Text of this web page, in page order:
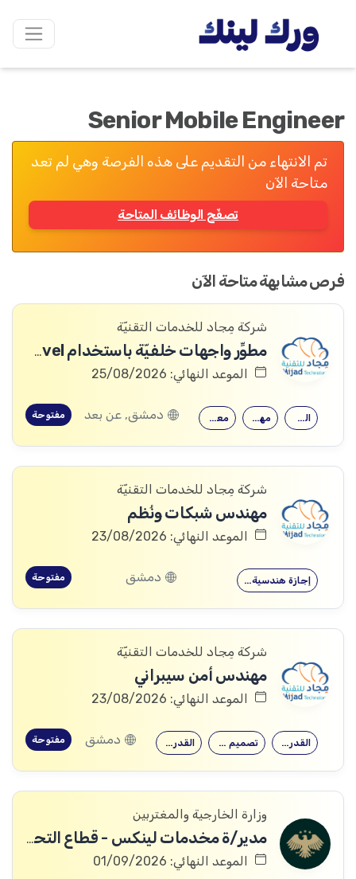
Senior Mobile Engineer
تم الانتهاء من التقديم على هذه الفرصة وهي لم تعد
متاحة الآن
تصفّح الوظائف المتاحة
فرص مشابهة متاحة الآن
شركة مِجاد للخدمات التقنيّة
مطوِّر واجهات خلفيّة باستخدام Laravel
الموعد النهائي: 25/08/2026
معرفة جيدة… مهارات قوية… القدرة على… دمشق, عن بعد مفتوحة
شركة مِجاد للخدمات التقنيّة
مهندس شبكات ونُظم
الموعد النهائي: 23/08/2026
إجازة هندسية… دمشق مفتوحة
شركة مِجاد للخدمات التقنيّة
مهندس أمن سيبراني
الموعد النهائي: 23/08/2026
القدرة على… تصميم وتنفيذ… القدرة على… دمشق مفتوحة
وزارة الخارجية والمغتربين
مدير/ة مخدمات لينكس - قطاع التحول الرقمي
الموعد النهائي: 01/09/2026